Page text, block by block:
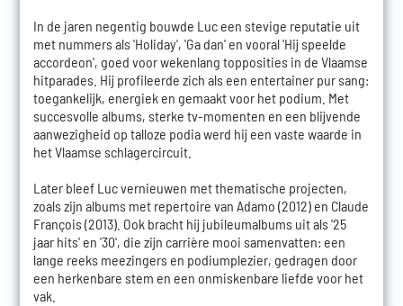
In de jaren negentig bouwde Luc een stevige reputatie uit
met nummers als 'Holiday', 'Ga dan' en vooral 'Hij speelde
accordeon', goed voor wekenlang topposities in de Vlaamse
hitparades. Hij profileerde zich als een entertainer pur sang:
toegankelijk, energiek en gemaakt voor het podium. Met
succesvolle albums, sterke tv-momenten en een blijvende
aanwezigheid op talloze podia werd hij een vaste waarde in
het Vlaamse schlagercircuit.
Later bleef Luc vernieuwen met thematische projecten,
zoals zijn albums met repertoire van Adamo (2012) en Claude
François (2013). Ook bracht hij jubileumalbums uit als '25
jaar hits' en '30', die zijn carrière mooi samenvatten: een
lange reeks meezingers en podiumplezier, gedragen door
een herkenbare stem en een onmiskenbare liefde voor het
vak.